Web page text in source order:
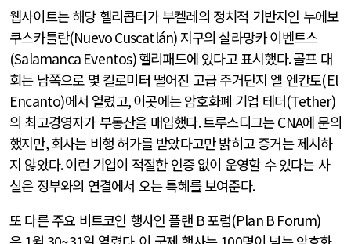
웹사이트는 해당 헬리콥터가 부켈레의 정치적 기반지인 누에보
쿠스카틀란(Nuevo Cuscatlán) 지구의 살라망카 이벤트스
(Salamanca Eventos)헬리패드에 있다고 표시했다.골프 대
회는 남쪽으로 몇 킬로미터 떨어진 고급 주거단지 엘 엔칸토(El
Encanto)에서 열렸고,이곳에는 암호화폐 기업 테더(Tether)
의 최고경영자가 부동산을 매입했다.트루스디그는CNA에 문의
했지만,회사는 비행 허가를 받았다고만 밝히고 증거는 제시하
지 않았다.이런 기업이 적절한 인증 없이 운영할 수 있다는 사
실은 정부와의 연결에서 오는 특혜를 보여준다.
또 다른 주요 비트코인 행사인 플랜 B포럼(Plan B Forum)